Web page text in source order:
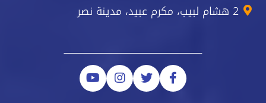
2 هشام لبيب، مكرم عبيد، مدينة نصر